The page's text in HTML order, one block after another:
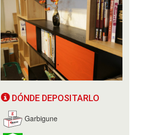
DÓNDE DEPOSITARLO
Garbigune